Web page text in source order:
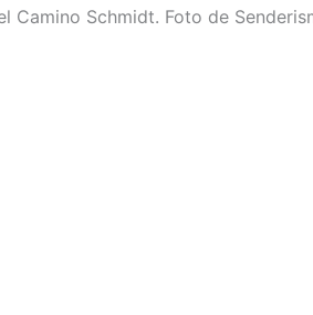
Camino Schmidt. Foto de